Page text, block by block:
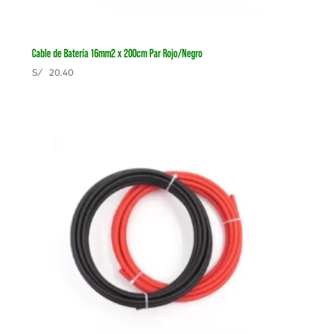
Cable de Batería 16mm2 x 200cm Par Rojo/Negro
S/20.40